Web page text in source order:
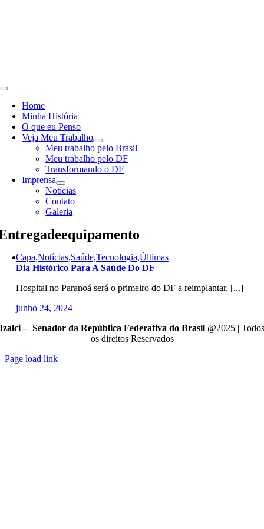
Toggle
NavigationHome
Minha História
O que eu Penso
Veja Meu Trabalho
Meu trabalho pelo Brasil
Meu trabalho pelo DF
Transformando o DF
Imprensa
Notícias
Contato
Galeria
Capa,Notícias,Saúde,Tecnologia,Últimas
Dia Histórico Para A Saúde Do DF
Hospital no Paranoá será o primeiro do DF a reimplantar. [...]
junho 24, 2024
Izalci – Senador da República Federativa do Brasil @2025 | Todos
os direitos Reservados
Page load link